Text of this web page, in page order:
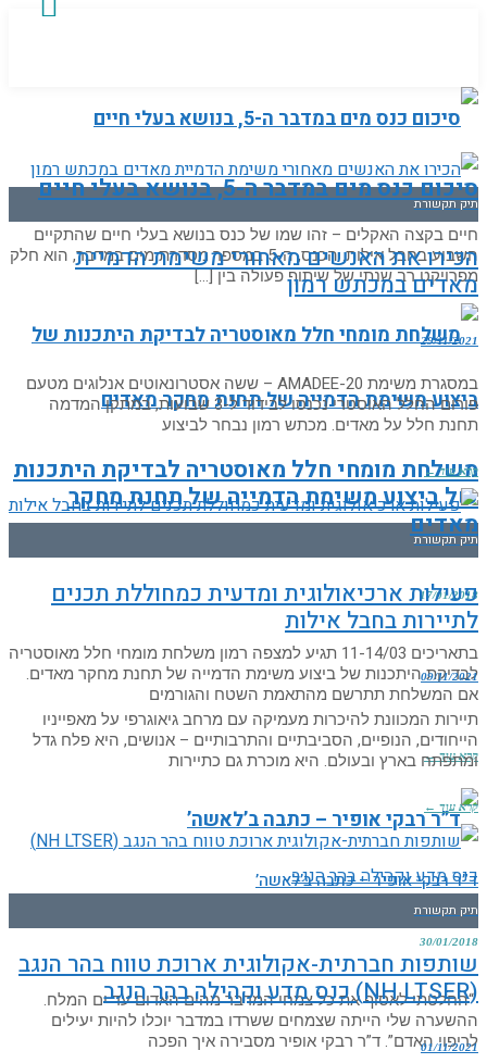
סיכום כנס מים במדבר ה-5, בנושא בעלי חיים
חיים בקצה האקלים – זהו שמו של כנס בנושא בעלי חיים שהתקיים
השבוע בחבל אילות. הכנס, ה-5 במספר מסדרת מים במדבר, הוא חלק
מפרויקט רב שנתי של שיתוף פעולה בין […]
משלחת מומחי חלל מאוסטריה לבדיקת היתכנות
של ביצוע משימת הדמייה של תחנת מחקר
מאדים
17/01/2018
בתאריכים 11-14/03 תגיע למצפה רמון משלחת מומחי חלל מאוסטריה
לבדיקת היתכנות של ביצוע משימת הדמייה של תחנת מחקר מאדים.
אם המשלחת תתרשם מהתאמת השטח והגורמים
קרא עוד ←
ד”ר רבקי אופיר – כתבה ב’לאשה’
30/01/2018
“החלטתי לאסוף את כל צמחי המדבר מהים האדום עד ים המלח.
ההשערה שלי הייתה שצמחים ששרדו במדבר יוכלו להיות יעילים
לריפוי האדם”. ד”ר רבקי אופיר מסבירה איך הפכה
תיק תקשורת
הכירו את האנשים מאחורי משימת הדמיית
מאדים במכתש רמון
29/11/2021
במסגרת משימת AMADEE-20 – ששה אסטרונאוטים אנלוגים מטעם
פורום החלל האוסטרי נכנסו לבידוד ל-3 שבועות, במתקן המדמה
תחנת חלל על מאדים. מכתש רמון נבחר לביצוע
קרא עוד ←
תיק תקשורת
פעילות ארכיאולוגית ומדעית כמחוללת תכנים
לתיירות בחבל אילות
09/11/2021
תיירות המכוונת להיכרות מעמיקה עם מרחב גיאוגרפי על מאפייניו
הייחודים, הנופיים, הסביבתיים והתרבותיים – אנושים, היא פלח גדל
ומתפתח בארץ ובעולם. היא מוכרת גם כתיירות
קרא עוד ←
תיק תקשורת
שותפות חברתית-אקולוגית ארוכת טווח בהר הנגב
(NH LTSER) כנס מדע וקהילה בהר הנגב
01/11/2021